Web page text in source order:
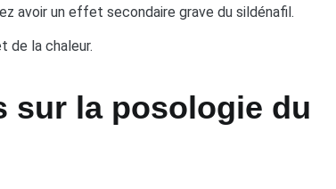
avoir un effet secondaire grave du sildénafil.
de la chaleur.
sur la posologie du